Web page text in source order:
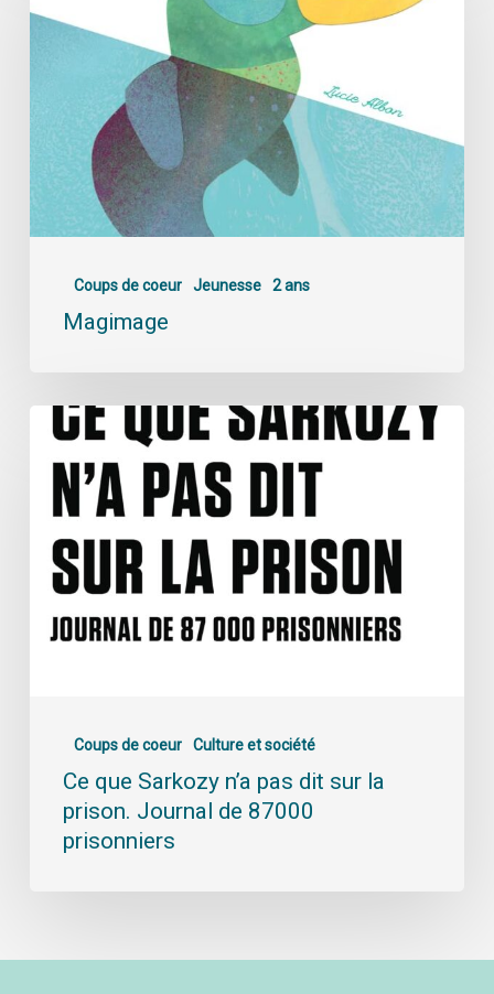
Coups de coeur Jeunesse 2 ans
Magimage
Coups de coeur Culture et société
Ce que Sarkozy n’a pas dit sur la
prison. Journal de 87000
prisonniers